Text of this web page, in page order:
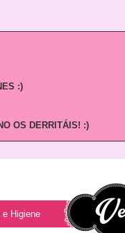
:)
OS DERRITÁIS! :)
e Higiene